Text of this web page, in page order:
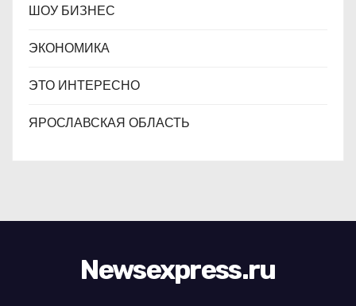
ШОУ БИЗНЕС
ЭКОНОМИКА
ЭТО ИНТЕРЕСНО
ЯРОСЛАВСКАЯ ОБЛАСТЬ
Newsexpress.ru